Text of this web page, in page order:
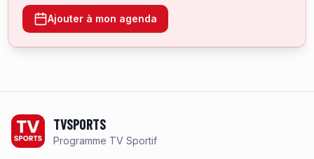
Ajouter à mon agenda
TVSPORTS
Programme TV Sportif